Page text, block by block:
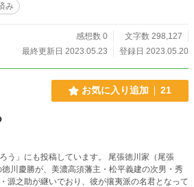
み
感想数 0
文字数 298,127
最終更新日 2023.05.23
登録日 2023.05.20
お気に入り追加 21
う」にも投稿しています。 尾張徳川家（尾張
川慶勝が、美濃高須藩主・松平義建の次男・秀
源之助が継いでおり、彼が攘夷派の名君となって